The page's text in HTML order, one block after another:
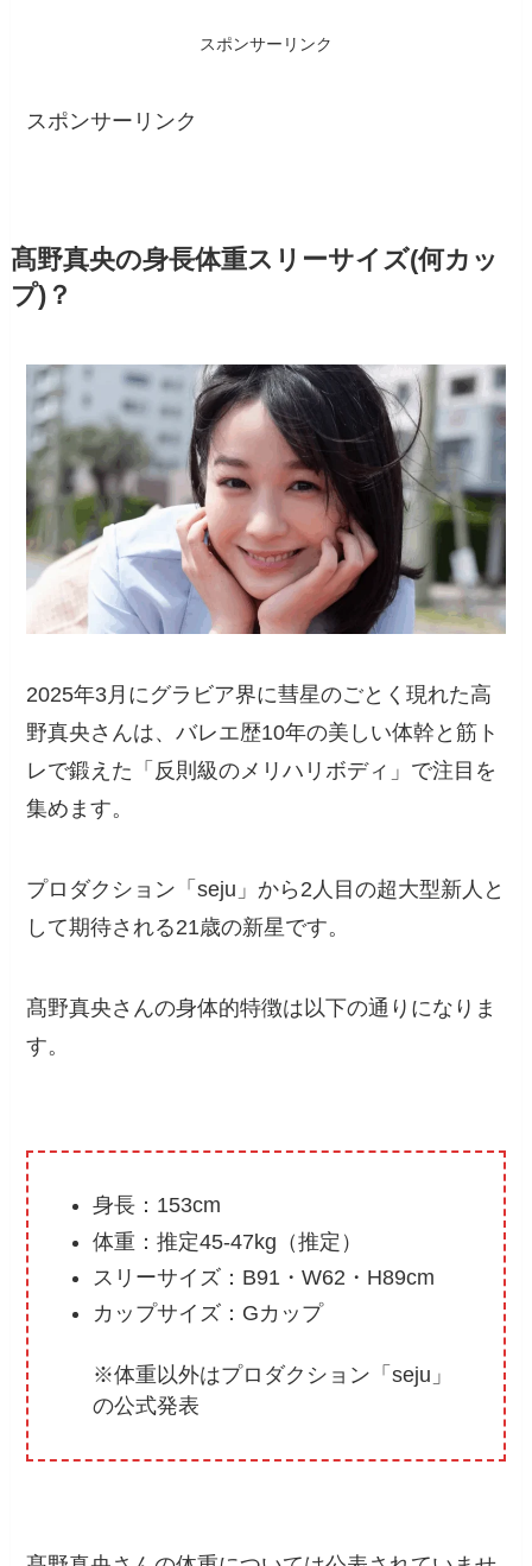
スポンサーリンク
スポンサーリンク
髙野真央の身長体重スリーサイズ(何カッ
プ)？
2025年3月にグラビア界に彗星のごとく現れた高
野真央さんは、バレエ歴10年の美しい体幹と筋ト
レで鍛えた「反則級のメリハリボディ」で注目を
集めます。
プロダクション「seju」から2人目の超大型新人と
して期待される21歳の新星です。
髙野真央さんの身体的特徴は以下の通りになりま
す。
身長：153cm
体重：推定45-47kg（推定）
スリーサイズ：B91・W62・H89cm
カップサイズ：Gカップ
※体重以外はプロダクション「seju」
の公式発表